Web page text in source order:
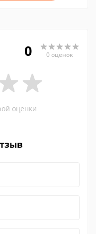
0 0 оценок
оценки